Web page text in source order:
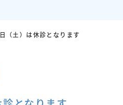
（土）は休診となります